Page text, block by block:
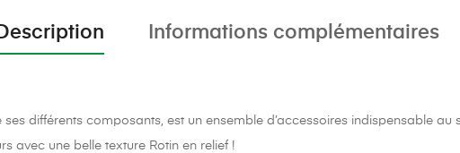
Informations complémentaires
différents composants, est un ensemble d’accessoires indispensable au
avec une belle texture Rotin en relief !